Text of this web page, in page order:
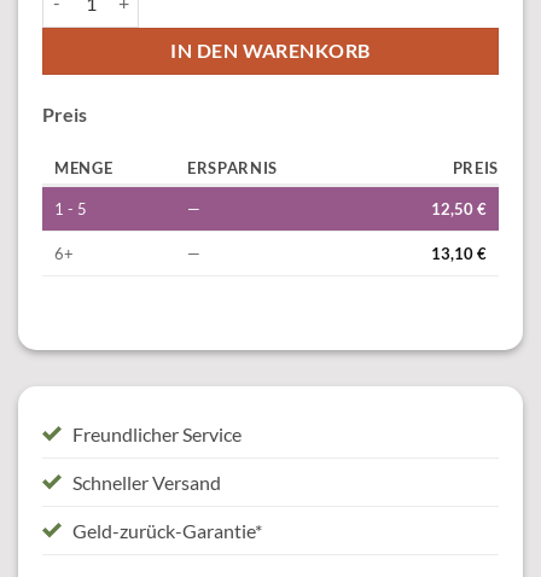
IN DEN WARENKORB
Preis
MENGE ERSPARNIS PREIS
1 - 5 — 12,50€
6+ — 13,10€
Freundlicher Service
Schneller Versand
Geld-zurück-Garantie*